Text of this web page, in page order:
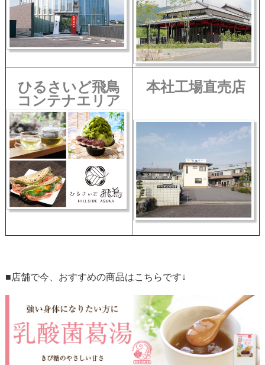
ひるさいど飛鳥
コンテナエリア
本社工場直売店
■店舗で今、おすすめの商品はこちらです↓